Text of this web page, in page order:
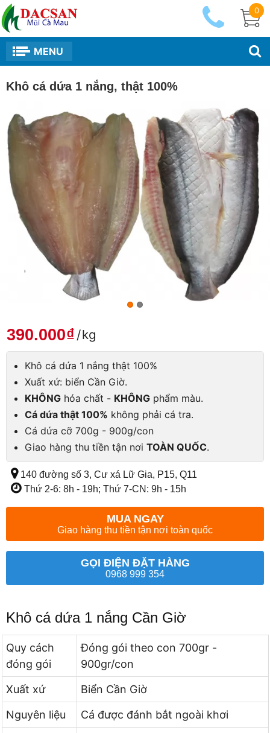
0
MENU
Khô cá dứa 1 nắng, thật 100%
390.000₫ /kg
Khô cá dứa 1 nắng thật 100%
Xuất xứ: biển Cần Giờ.
KHÔNG hóa chất - KHÔNG phẩm màu.
Cá dứa thật 100% không phải cá tra.
Cá dứa cỡ 700g - 900g/con
Giao hàng thu tiền tận nơi TOÀN QUỐC.
140 đường số 3, Cư xá Lữ Gia, P15, Q11
Thứ 2-6: 8h - 19h; Thứ 7-CN: 9h - 15h
MUA NGAY
Giao hàng thu tiền tận nơi toàn quốc
GỌI ĐIỆN ĐẶT HÀNG
0968 999 354
Khô cá dứa 1 nắng Cần Giờ
Quy cách
đóng gói
Đóng gói theo con 700gr -
900gr/con
Xuất xứ
Biển Cần Giờ
Nguyên liệu
Cá được đánh bắt ngoài khơi